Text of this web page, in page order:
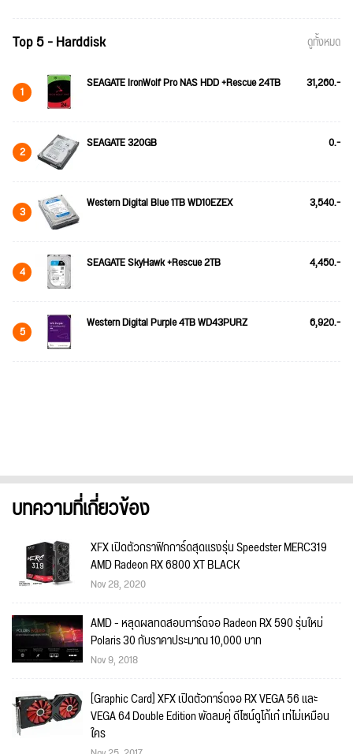
Top 5 - Harddisk ดูทั้งหมด
1 SEAGATE IronWolf Pro NAS HDD +Rescue 24TB 31,260.-
2 SEAGATE 320GB 0.-
3 Western Digital Blue 1TB WD10EZEX 3,540.-
4 SEAGATE SkyHawk +Rescue 2TB 4,450.-
5 Western Digital Purple 4TB WD43PURZ 6,920.-
บทความที่เกี่ยวข้อง
XFX เปิดตัวกราฟิกการ์ดสุดแรงรุ่น Speedster MERC319
AMD Radeon RX 6800 XT BLACK
Nov 28, 2020
AMD - หลุดผลทดสอบการ์ดจอ Radeon RX 590 รุ่นใหม่
Polaris 30 กับราคาประมาณ 10,000 บาท
Nov 9, 2018
[Graphic Card] XFX เปิดตัวการ์ดจอ RX VEGA 56 และ
VEGA 64 Double Edition พัดลมคู่ ดีไซน์ดูโก้เก๋ เท่ไม่เหมือน
ใคร